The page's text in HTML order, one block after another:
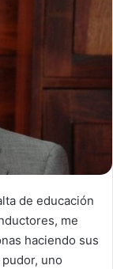
de educación
me
haciendo sus
uno